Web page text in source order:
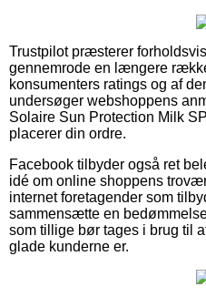
Trustpilot præsterer
gennemrode en længere
konsumenters ratings og af
undersøger webshoppens
Solaire Sun Protection Milk
placerer din ordre.
Facebook tilbyder også ret
idé om online shoppens
internet foretagender som
sammensætte en
som tillige bør tages i brug til
glade kunderne er.